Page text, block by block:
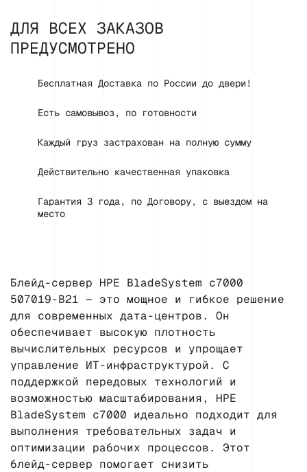
ДЛЯ ВСЕХ ЗАКАЗОВ
ПРЕДУСМОТРЕНО
Бесплатная Доставка по России до двери!
Есть самовывоз, по готовности
Каждый груз застрахован на полную сумму
Действительно качественная упаковка
Гарантия 3 года, по Договору, с выездом на
место
Блейд-сервер HPE BladeSystem c7000
507019-B21 — это мощное и гибкое решение
для современных дата-центров. Он
обеспечивает высокую плотность
вычислительных ресурсов и упрощает
управление ИТ-инфраструктурой. С
поддержкой передовых технологий и
возможностью масштабирования, HPE
BladeSystem c7000 идеально подходит для
выполнения требовательных задач и
оптимизации рабочих процессов. Этот
блейд-сервер помогает снизить